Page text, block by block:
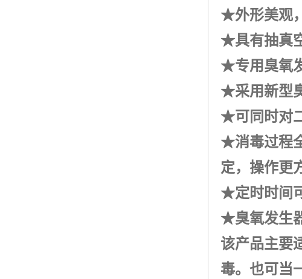
★外形美观
★具有抽真
★专用臭氧
★采用新型
★可同时对
★消毒过程
定，操作更
★定时时间
★臭氧发生
该产品主要
毒。也可当